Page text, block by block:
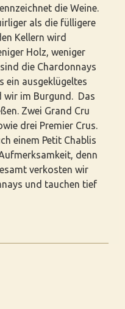
die Weine.
als die fülligere
Kellern wird
Holz, weniger
die Chardonnays
ein ausgeklügeltes
wir im Burgund. Das
Zwei Grand Cru
drei Premier Crus.
einem Petit Chablis
denn
verkosten wir
und tauchen tief